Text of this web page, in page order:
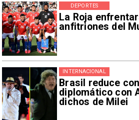
La Roja
anfitriones del
DEPORTES
Brasil reduce
diplomático con
dichos de Milei
INTERNACIONAL